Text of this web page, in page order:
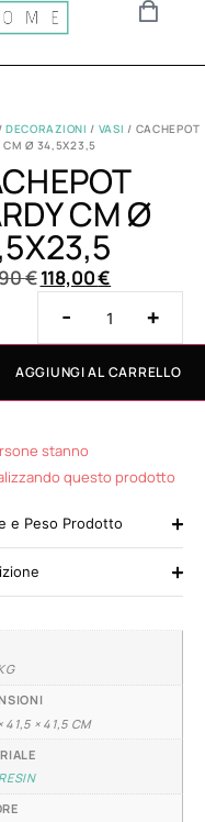
DECORAZIONI / VASI / CACHEPOT
CM Ø 34,5X23,5
CM Ø
€118,00€
- +
AGGIUNGI AL CARRELLO
stanno
questo prodotto
e Peso Prodotto
41,5 × 41,5 CM